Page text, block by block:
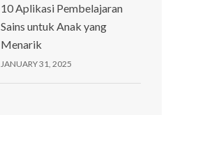
10 Aplikasi Pembelajaran
Sains untuk Anak yang
Menarik
JANUARY 31, 2025